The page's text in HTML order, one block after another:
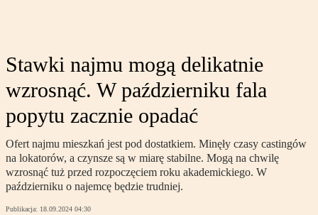
Stawki najmu mogą delikatnie
wzrosnąć. W październiku fala
popytu zacznie opadać
Ofert najmu mieszkań jest pod dostatkiem. Minęły czasy castingów
na lokatorów, a czynsze są w miarę stabilne. Mogą na chwilę
wzrosnąć tuż przed rozpoczęciem roku akademickiego. W
październiku o najemcę będzie trudniej.
Publikacja: 18.09.2024 04:30